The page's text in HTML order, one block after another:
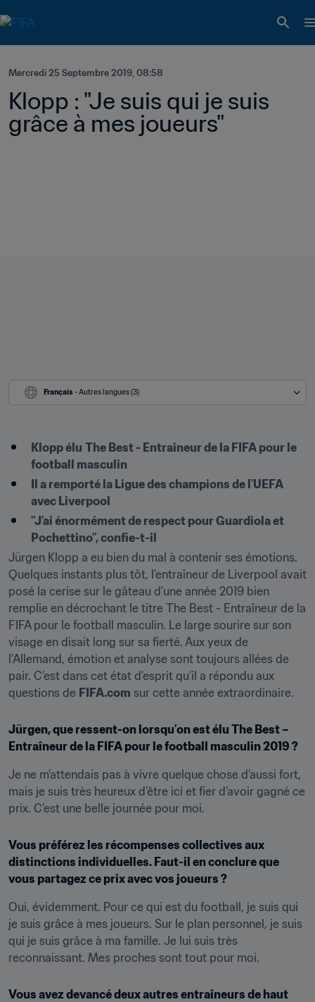
Mercredi 25 Septembre 2019, 08:58
Klopp : "Je suis qui je suis
grâce à mes joueurs"
Français - Autres langues (3)
Klopp élu The Best - Entraîneur de la FIFA pour le
football masculin
Il a remporté la Ligue des champions de l'UEFA
avec Liverpool
"J'ai énormément de respect pour Guardiola et
Pochettino", confie-t-il
Jürgen Klopp a eu bien du mal à contenir ses émotions.
Quelques instants plus tôt, l’entraîneur de Liverpool avait
posé la cerise sur le gâteau d’une année 2019 bien
remplie en décrochant le titre The Best - Entraîneur de la
FIFA pour le football masculin. Le large sourire sur son
visage en disait long sur sa fierté. Aux yeux de
l’Allemand, émotion et analyse sont toujours allées de
pair. C’est dans cet état d’esprit qu’il a répondu aux
questions de FIFA.com sur cette année extraordinaire.
Jürgen, que ressent-on lorsqu’on est élu The Best –
Entraîneur de la FIFA pour le football masculin 2019 ?
Je ne m’attendais pas à vivre quelque chose d’aussi fort,
mais je suis très heureux d’être ici et fier d’avoir gagné ce
prix. C’est une belle journée pour moi.
Vous préférez les récompenses collectives aux
distinctions individuelles. Faut-il en conclure que
vous partagez ce prix avec vos joueurs ?
Oui, évidemment. Pour ce qui est du football, je suis qui
je suis grâce à mes joueurs. Sur le plan personnel, je suis
qui je suis grâce à ma famille. Je lui suis très
reconnaissant. Mes proches sont tout pour moi.
Vous avez devancé deux autres entraîneurs de haut